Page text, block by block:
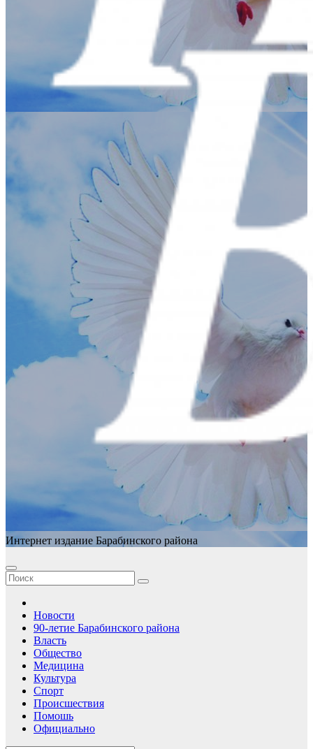
Интернет издание Барабинского района
Новости
90-летие Барабинского района
Власть
Общество
Медицина
Культура
Спорт
Происшествия
Помошь
Официально